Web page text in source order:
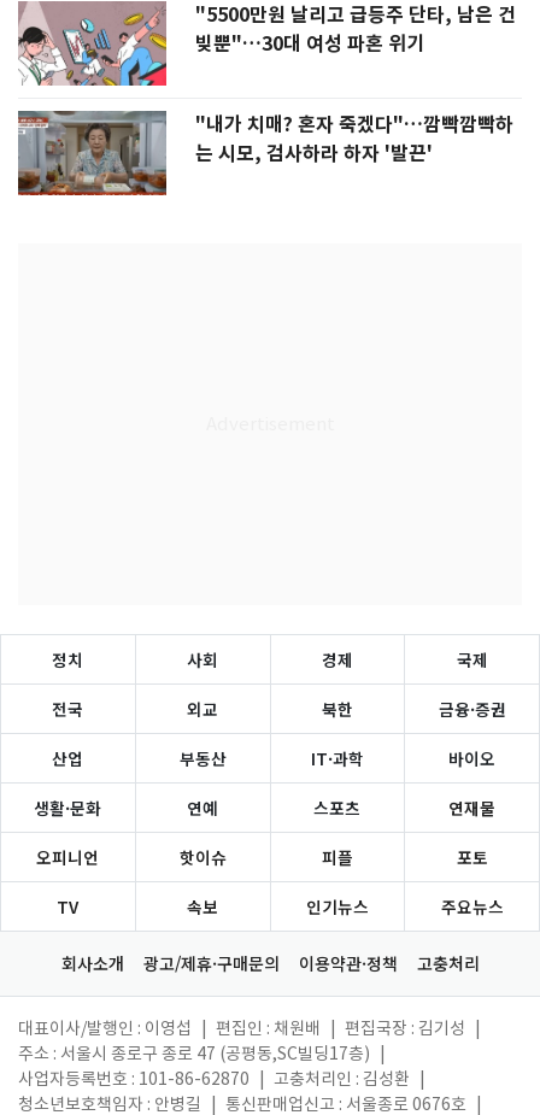
"5500만원 날리고 급등주 단타, 남은 건
빚뿐"…30대 여성 파혼 위기
"내가 치매? 혼자 죽겠다"…깜빡깜빡하
는 시모, 검사하라 하자 '발끈'
정치 사회 경제 국제
전국 외교 북한 금융·증권
산업 부동산 IT·과학 바이오
생활·문화 연예 스포츠 연재물
오피니언 핫이슈 피플 포토
TV 속보 인기뉴스 주요뉴스
회사소개 광고/제휴·구매문의 이용약관·정책 고충처리
대표이사/발행인 : 이영섭 편집인 : 채원배 편집국장 : 김기성
주소 : 서울시 종로구 종로 47 (공평동,SC빌딩17층)
사업자등록번호 : 101-86-62870
고충처리인 : 김성환
청소년보호책임자 : 안병길
통신판매업신고 : 서울종로 0676호